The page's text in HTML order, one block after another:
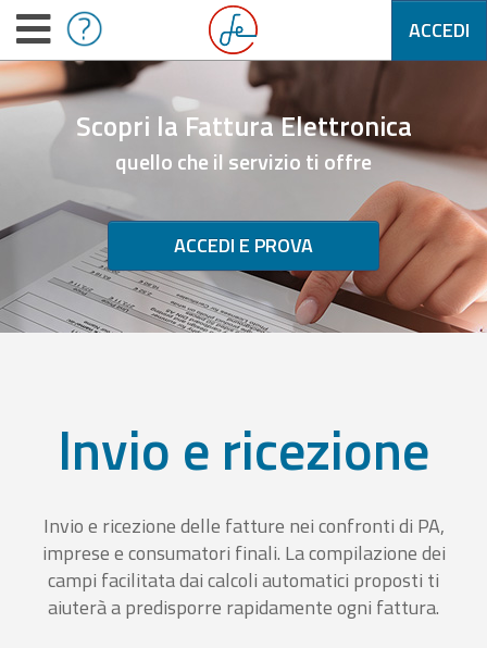
ACCEDI
Scopri la Fattura Elettronica
quello che il servizio ti offre
ACCEDI E PROVA
Invio e ricezione
Invio e ricezione delle fatture nei confronti di PA,
imprese e consumatori finali. La compilazione dei
campi facilitata dai calcoli automatici proposti ti
aiuterà a predisporre rapidamente ogni fattura.